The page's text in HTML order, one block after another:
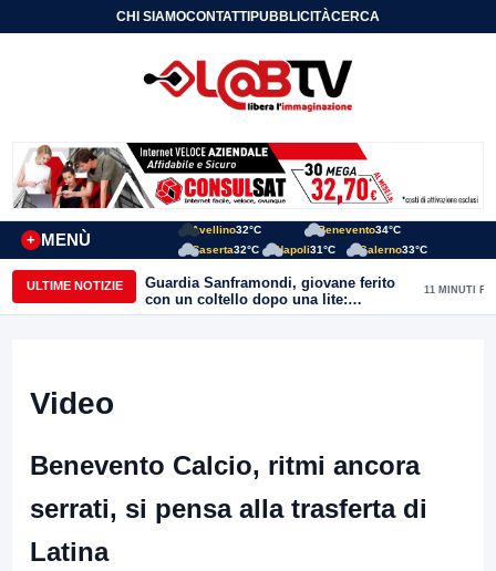
CHI SIAMOCONTATTIPUBBLICITÀCERCA
MENÙ
+
Avellino32°C Benevento34°C
Caserta32°C Napoli31°C Salerno33°C
ULTIME NOTIZIE
Guardia Sanframondi, giovane ferito
con un coltello dopo una lite:
individuato il presunto autore
11 MINUTI FA
Video
Benevento Calcio, ritmi ancora
serrati, si pensa alla trasferta di
Latina